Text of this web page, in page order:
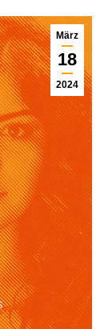
März
18
2024